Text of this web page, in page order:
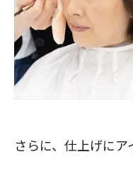
さらに、仕上げにア